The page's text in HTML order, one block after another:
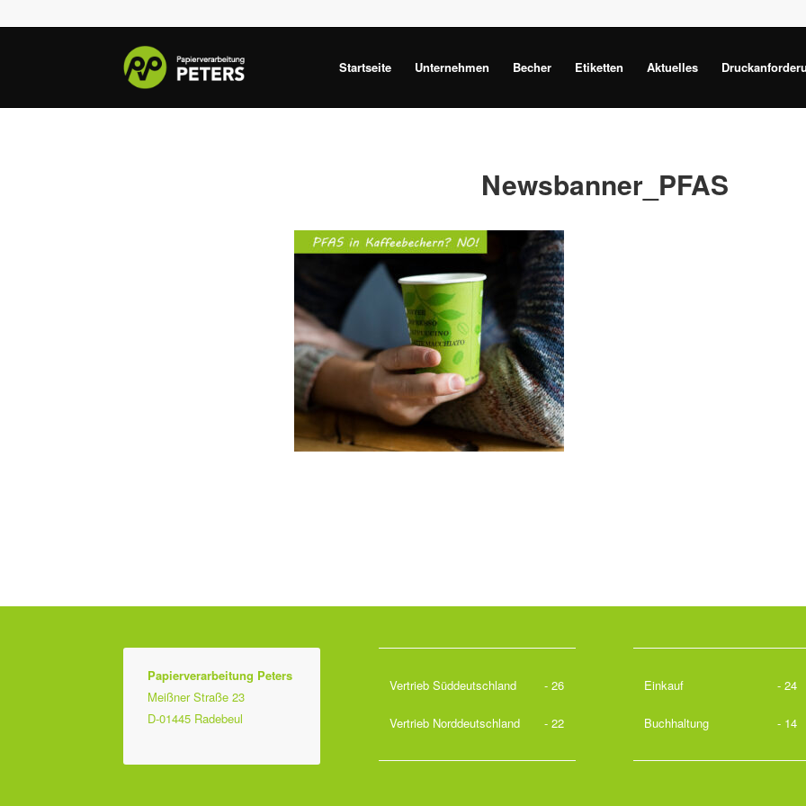
Startseite Unternehmen Becher Etiketten Aktuelles
Newsbanner_PFAS
Papierverarbeitung Peters
Meißner Straße 23
D-01445 Radebeul
Vertrieb Süddeutschland - 26
Vertrieb Norddeutschland - 22
Einkauf - 24
Buchhaltung - 14